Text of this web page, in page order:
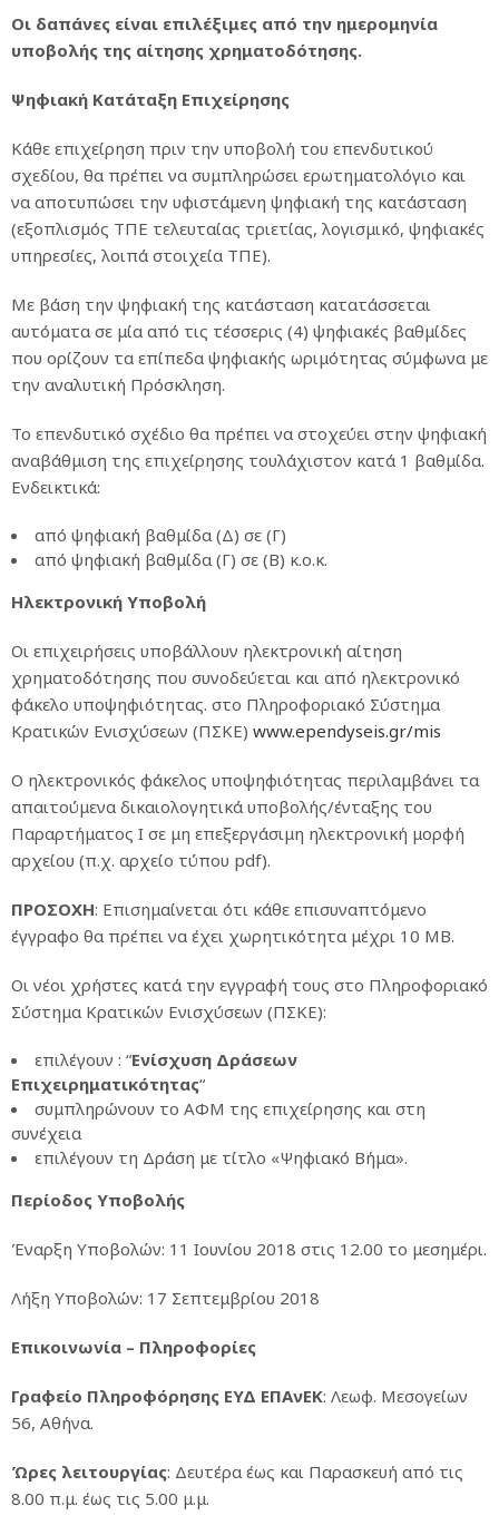
Οι δαπάνες είναι επιλέξιμες από την ημερομηνία
υποβολής της αίτησης χρηματοδότησης.
Ψηφιακή Κατάταξη Επιχείρησης
Κάθε επιχείρηση πριν την υποβολή του επενδυτικού
σχεδίου, θα πρέπει να συμπληρώσει ερωτηματολόγιο και
να αποτυπώσει την υφιστάμενη ψηφιακή της κατάσταση
(εξοπλισμός ΤΠΕ τελευταίας τριετίας, λογισμικό, ψηφιακές
υπηρεσίες, λοιπά στοιχεία ΤΠΕ).
Με βάση την ψηφιακή της κατάσταση κατατάσσεται
αυτόματα σε μία από τις τέσσερις (4) ψηφιακές βαθμίδες
που ορίζουν τα επίπεδα ψηφιακής ωριμότητας σύμφωνα με
την αναλυτική Πρόσκληση.
Το επενδυτικό σχέδιο θα πρέπει να στοχεύει στην ψηφιακή
αναβάθμιση της επιχείρησης τουλάχιστον κατά 1 βαθμίδα.
Ενδεικτικά:
από ψηφιακή βαθμίδα (Δ) σε (Γ)
από ψηφιακή βαθμίδα (Γ) σε (Β) κ.ο.κ.
Ηλεκτρονική Υποβολή
Οι επιχειρήσεις υποβάλλουν ηλεκτρονική αίτηση
χρηματοδότησης που συνοδεύεται και από ηλεκτρονικό
φάκελο υποψηφιότητας. στο Πληροφοριακό Σύστημα
Κρατικών Ενισχύσεων (ΠΣΚΕ) www.ependyseis.gr/mis
Ο ηλεκτρονικός φάκελος υποψηφιότητας περιλαμβάνει τα
απαιτούμενα δικαιολογητικά υποβολής/ένταξης του
Παραρτήματος Ι σε μη επεξεργάσιμη ηλεκτρονική μορφή
αρχείου (π.χ. αρχείο τύπου pdf).
ΠΡΟΣΟΧΗ: Επισημαίνεται ότι κάθε επισυναπτόμενο
έγγραφο θα πρέπει να έχει χωρητικότητα μέχρι 10 ΜB.
Οι νέοι χρήστες κατά την εγγραφή τους στο Πληροφοριακό
Σύστημα Κρατικών Ενισχύσεων (ΠΣΚΕ):
επιλέγουν : “Ενίσχυση Δράσεων
Επιχειρηματικότητας“
συμπληρώνουν το ΑΦΜ της επιχείρησης και στη
συνέχεια
επιλέγουν τη Δράση με τίτλο «Ψηφιακό Βήμα».
Περίοδος Υποβολής
Έναρξη Υποβολών: 11 Ιουνίου 2018 στις 12.00 το μεσημέρι.
Λήξη Υποβολών: 17 Σεπτεμβρίου 2018
Επικοινωνία – Πληροφορίες
Γραφείο Πληροφόρησης ΕΥΔ ΕΠΑνΕΚ: Λεωφ. Μεσογείων
56, Αθήνα.
Ώρες λειτουργίας: Δευτέρα έως και Παρασκευή από τις
8.00 π.μ. έως τις 5.00 μ.μ.